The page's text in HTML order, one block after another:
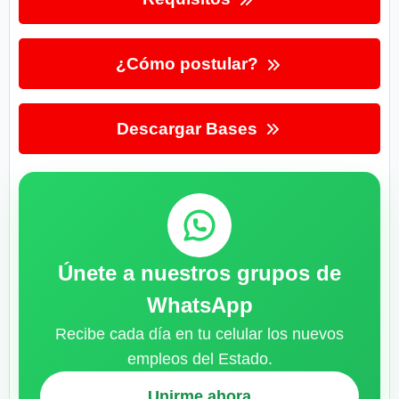
¿Cómo postular?
Descargar Bases
Únete a nuestros grupos de
WhatsApp
Recibe cada día en tu celular los nuevos
empleos del Estado.